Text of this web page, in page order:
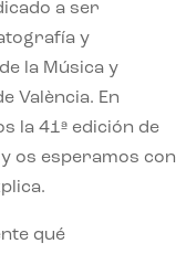
a ser
y
la Música y
València. En
la 41ª edición de
os esperamos con
qué